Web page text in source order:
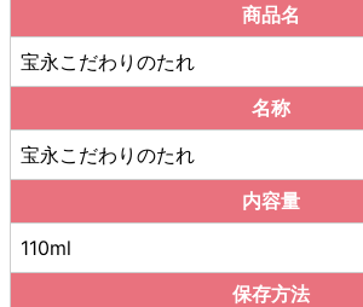
商品名
宝永こだわりのたれ
名称
宝永こだわりのたれ
内容量
110ml
保存方法